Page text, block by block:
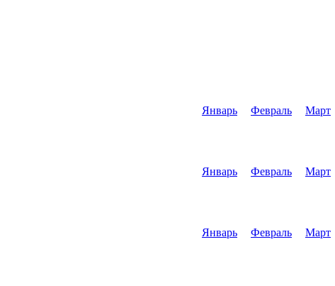
Январь Февраль Март
Январь Февраль Март
Январь Февраль Март